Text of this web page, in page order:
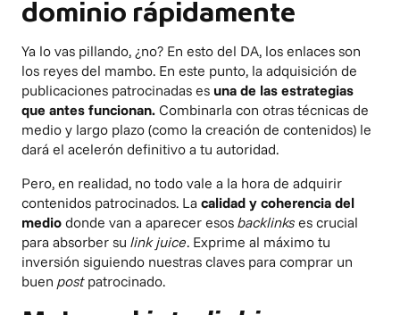
dominio rápidamente
Ya lo vas pillando, ¿no? En esto del DA, los enlaces son
los reyes del mambo. En este punto, la adquisición de
publicaciones patrocinadas es una de las estrategias
que antes funcionan. Combinarla con otras técnicas de
medio y largo plazo (como la creación de contenidos) le
dará el acelerón definitivo a tu autoridad.
Pero, en realidad, no todo vale a la hora de adquirir
contenidos patrocinados. La calidad y coherencia del
medio donde van a aparecer esos backlinks es crucial
para absorber su link juice. Exprime al máximo tu
inversión siguiendo nuestras claves para comprar un
buen postpatrocinado.